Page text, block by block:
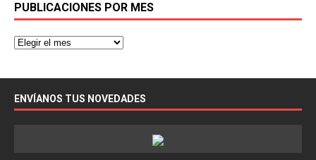
PUBLICACIONES POR MES
ENVÍANOS TUS NOVEDADES